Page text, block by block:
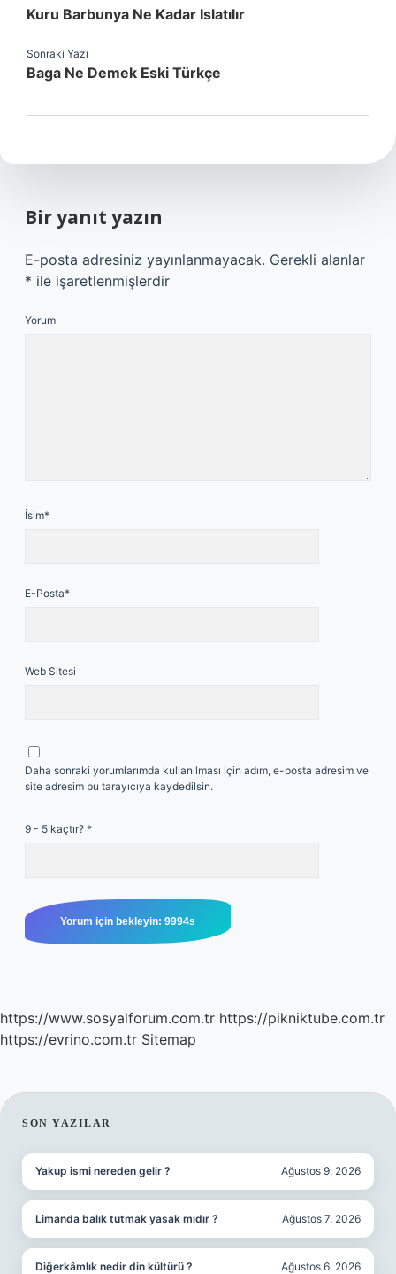
Kuru Barbunya Ne Kadar Islatılır
Sonraki Yazı
Baga Ne Demek Eski Türkçe
Bir yanıt yazın
E-posta adresiniz yayınlanmayacak. Gerekli alanlar
* ile işaretlenmişlerdir
Yorum
İsim*
E-Posta*
Web Sitesi
Daha sonraki yorumlarımda kullanılması için adım, e-posta adresim ve
site adresim bu tarayıcıya kaydedilsin.
9 - 5 kaçtır? *
https://www.sosyalforum.com.tr https://pikniktube.com.tr
https://evrino.com.tr Sitemap
SIDEBAR
SON YAZILAR
Yakup ismi nereden gelir ? Ağustos 9, 2026
Limanda balık tutmak yasak mıdır ? Ağustos 7, 2026
Diğerkâmlık nedir din kültürü ? Ağustos 6, 2026